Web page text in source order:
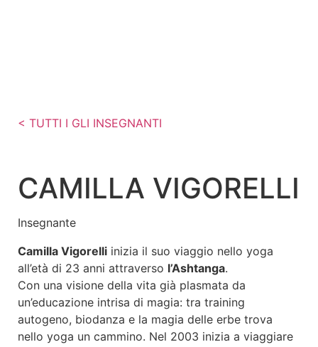
< TUTTI I GLI INSEGNANTI
CAMILLA VIGORELLI
Insegnante
Camilla Vigorelli inizia il suo viaggio nello yoga
all’età di 23 anni attraverso l’Ashtanga.
Con una visione della vita già plasmata da
un’educazione intrisa di magia: tra training
autogeno, biodanza e la magia delle erbe trova
nello yoga un cammino. Nel 2003 inizia a viaggiare